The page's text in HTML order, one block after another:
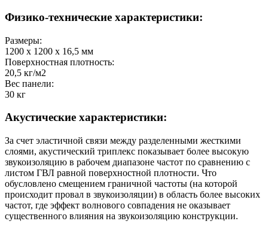
Физико-технические характеристики:
Размеры:
1200 х 1200 х 16,5 мм
Поверхностная плотность:
20,5 кг/м2
Вес панели:
30 кг
Акустические характеристики:
За счет эластичной связи между разделенными жесткими
слоями, акустический триплекс показывает более высокую
звукоизоляцию в рабочем диапазоне частот по сравнению с
листом ГВЛ равной поверхностной плотности. Что
обусловлено смещением граничной частоты (на которой
происходит провал в звукоизоляции) в область более высоких
частот, где эффект волнового совпадения не оказывает
существенного влияния на звукоизоляцию конструкции.